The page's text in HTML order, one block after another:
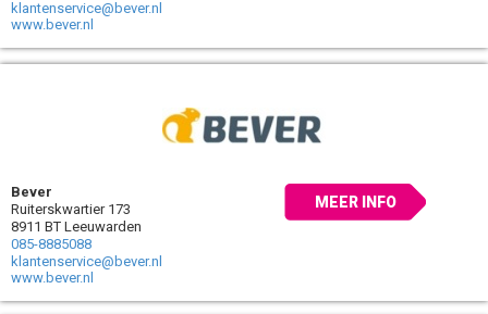
klantenservice@bever.nl
www.bever.nl
Bever
Ruiterskwartier 173
8911 BT Leeuwarden
085-8885088
klantenservice@bever.nl
www.bever.nl
MEER INFO